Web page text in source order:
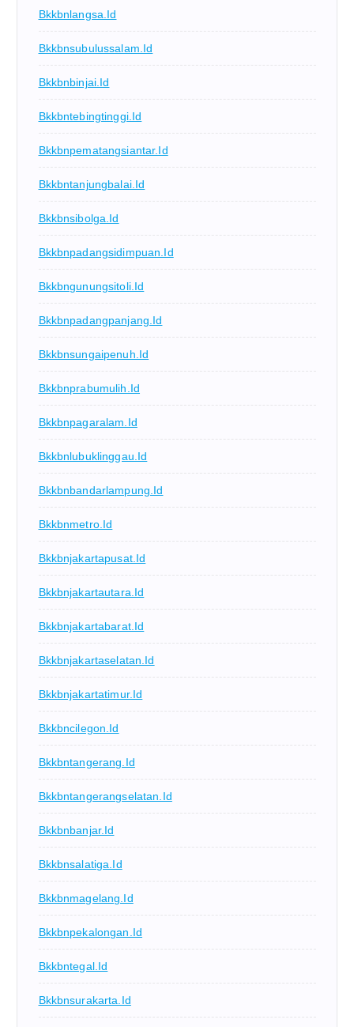
Bkkbnlangsa.id
Bkkbnsubulussalam.id
Bkkbnbinjai.id
Bkkbntebingtinggi.id
Bkkbnpematangsiantar.id
Bkkbntanjungbalai.id
Bkkbnsibolga.id
Bkkbnpadangsidimpuan.id
Bkkbngunungsitoli.id
Bkkbnpadangpanjang.id
Bkkbnsungaipenuh.id
Bkkbnprabumulih.id
Bkkbnpagaralam.id
Bkkbnlubuklinggau.id
Bkkbnbandarlampung.id
Bkkbnmetro.id
Bkkbnjakartapusat.id
Bkkbnjakartautara.id
Bkkbnjakartabarat.id
Bkkbnjakartaselatan.id
Bkkbnjakartatimur.id
Bkkbncilegon.id
Bkkbntangerang.id
Bkkbntangerangselatan.id
Bkkbnbanjar.id
Bkkbnsalatiga.id
Bkkbnmagelang.id
Bkkbnpekalongan.id
Bkkbntegal.id
Bkkbnsurakarta.id